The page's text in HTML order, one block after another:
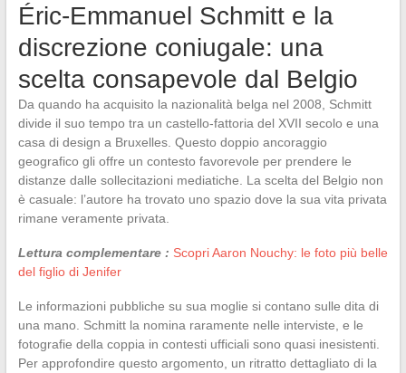
Éric-Emmanuel Schmitt e la
discrezione coniugale: una
scelta consapevole dal Belgio
Da quando ha acquisito la nazionalità belga nel 2008, Schmitt
divide il suo tempo tra un castello-fattoria del XVII secolo e una
casa di design a Bruxelles. Questo doppio ancoraggio
geografico gli offre un contesto favorevole per prendere le
distanze dalle sollecitazioni mediatiche. La scelta del Belgio non
è casuale: l’autore ha trovato uno spazio dove la sua vita privata
rimane veramente privata.
Lettura complementare : Scopri Aaron Nouchy: le foto più belle
del figlio di Jenifer
Le informazioni pubbliche su sua moglie si contano sulle dita di
una mano. Schmitt la nomina raramente nelle interviste, e le
fotografie della coppia in contesti ufficiali sono quasi inesistenti.
Per approfondire questo argomento, un ritratto dettagliato di la